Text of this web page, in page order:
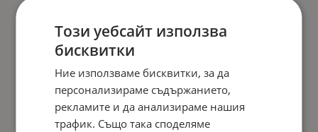
Този уебсайт използва
бисквитки
Ние използваме бисквитки, за да
персонализираме съдържанието,
рекламите и да анализираме нашия
трафик. Също така споделяме